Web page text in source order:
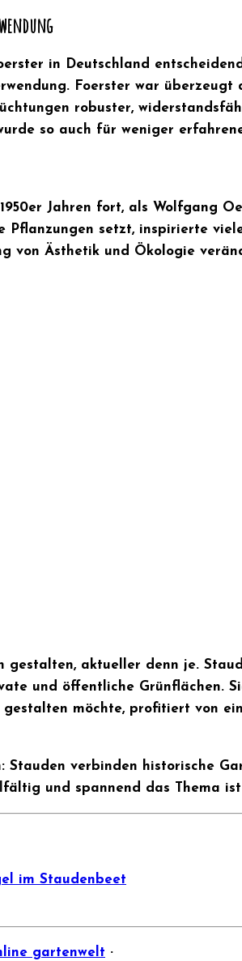
in Deutschland
Foerster war
robuster,
so auch für weniger
Jahren fort, als Wolfgang
Pflanzungen setzt, inspirierte
von Ästhetik und Ökologie
gestalten, aktueller denn je.
und öffentliche Grünflächen.
möchte, profitiert von
Stauden verbinden historische
und spannend das Thema
im Staudenbeet
gartenwelt ·